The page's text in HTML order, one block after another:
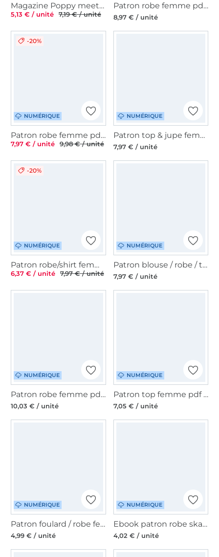
Magazine Poppy meets Pommé, Édition 27, en français
5,13 € / unité 7,19 € / unité
Patron robe femme pdf Studio Schnittreif Mme Mara,en français
8,97 € / unité
NUMÉRIQUE
-20%
Patron robe femme pdf Elele Normal TOSCAminni Schnittmanufaktur, en allemand
7,97 € / unité 9,98 € / unité
NUMÉRIQUE
Patron top & jupe femme pdf Fadenkäfer, en allemand
7,97 € / unité
NUMÉRIQUE
-20%
Patron robe/shirt femme pdf Soleil TOSCAminni Schnittmanufaktur, en allemand
6,37 € / unité 7,97 € / unité
NUMÉRIQUE
Patron blouse / robe / tunique femme pdf Latana Erbsünde, en allemand
7,97 € / unité
NUMÉRIQUE
Patron robe femme pdf Aurelia JULIANA MARTEJEVS, en français
10,03 € / unité
NUMÉRIQUE
Patron top femme pdf Olivia vintageBambi, en allemand
7,05 € / unité
NUMÉRIQUE
Patron foulard / robe femme pdf Zuschnitt PrimaRimma, en allemand & en anglais
4,99 € / unité
NUMÉRIQUE
Ebook patron robe skater femme TUVA Sew Simple, en allemand
4,02 € / unité